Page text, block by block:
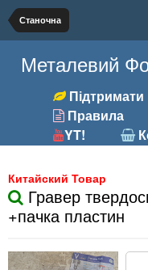
Станочна
Металевий
Підтримати
Правила
YT!
Китайский Товар
Гравер
+пачка пластин